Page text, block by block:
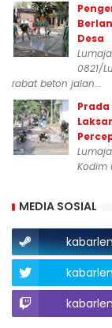
Desa
0821/
rabat beton jalan...
Kodim
MEDIA SOSIAL